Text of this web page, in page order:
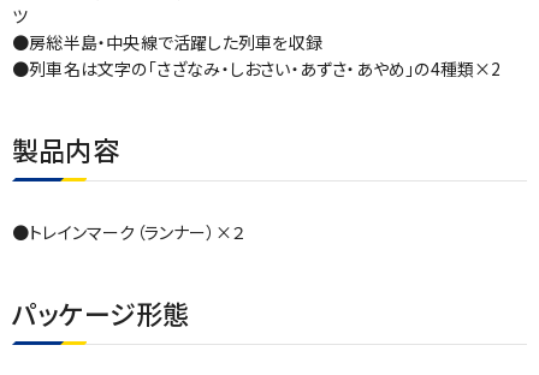
ツ
●房総半島・中央線で活躍した列車を収録
●列車名は文字の｢さざなみ・しおさい・あずさ・あやめ｣の4種類×2
製品内容
●トレインマーク（ランナー）×２
パッケージ形態